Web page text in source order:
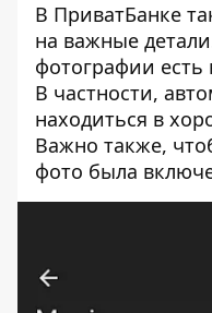
В ПриватБанке
на важные
фотографии есть
В частности,
находиться в
Важно также,
фото была